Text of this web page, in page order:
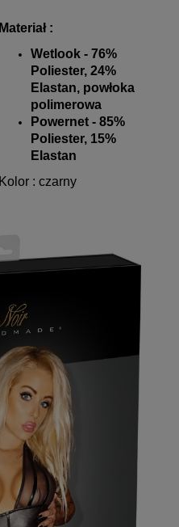
Materiał :
Wetlook - 76%
Poliester, 24%
Elastan, powłoka
polimerowa
Powernet - 85%
Poliester, 15%
Elastan
Kolor : czarny